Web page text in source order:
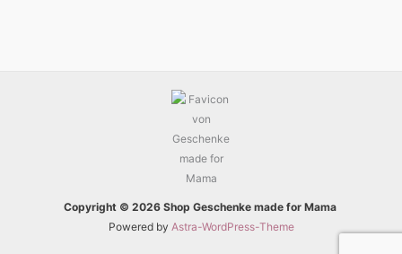
Copyright © 2026 Shop Geschenke made for Mama
Powered by Astra-WordPress-Theme